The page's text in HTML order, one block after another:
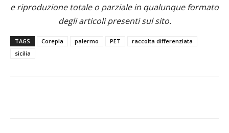
e riproduzione totale o parziale in qualunque formato
degli articoli presenti sul sito.
TAGS Corepla palermo PET
raccolta differenziata
sicilia